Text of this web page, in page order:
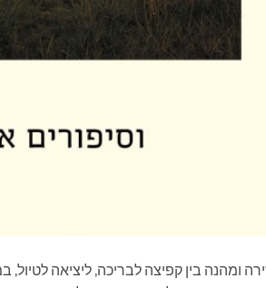
ומהנה בין קפיצה לבריכה, ליציאה